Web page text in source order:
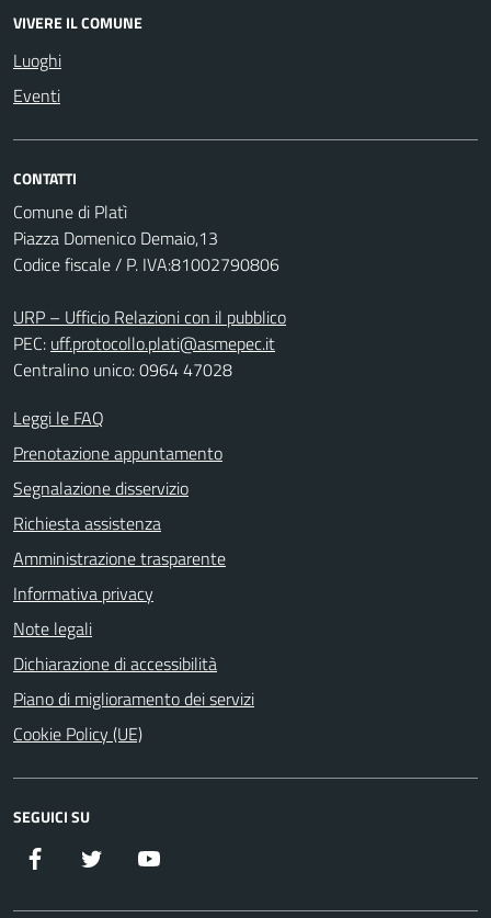
VIVERE IL COMUNE
Luoghi
Eventi
CONTATTI
Comune di Platì
Piazza Domenico Demaio,13
Codice fiscale / P. IVA:81002790806
URP – Ufficio Relazioni con il pubblico
PEC: uff.protocollo.plati@asmepec.it
Centralino unico: 0964 47028
Leggi le FAQ
Prenotazione appuntamento
Segnalazione disservizio
Richiesta assistenza
Amministrazione trasparente
Informativa privacy
Note legali
Dichiarazione di accessibilità
Piano di miglioramento dei servizi
Cookie Policy (UE)
SEGUICI SU
Facebook Twitter